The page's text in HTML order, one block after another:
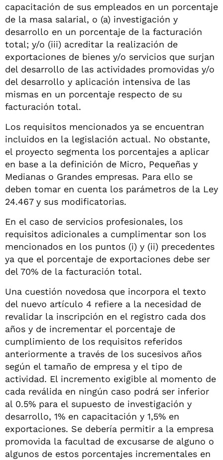
capacitación de sus empleados en un porcentaje
de la masa salarial, o (a) investigación y
desarrollo en un porcentaje de la facturación
total; y/o (iii) acreditar la realización de
exportaciones de bienes y/o servicios que surjan
del desarrollo de las actividades promovidas y/o
del desarrollo y aplicación intensiva de las
mismas en un porcentaje respecto de su
facturación total.
Los requisitos mencionados ya se encuentran
incluidos en la legislación actual. No obstante,
el proyecto segmenta los porcentajes a aplicar
en base a la definición de Micro, Pequeñas y
Medianas o Grandes empresas. Para ello se
deben tomar en cuenta los parámetros de la Ley
24.467 y sus modificatorias.
En el caso de servicios profesionales, los
requisitos adicionales a cumplimentar son los
mencionados en los puntos (i) y (ii) precedentes
ya que el porcentaje de exportaciones debe ser
del 70% de la facturación total.
Una cuestión novedosa que incorpora el texto
del nuevo artículo 4 refiere a la necesidad de
revalidar la inscripción en el registro cada dos
años y de incrementar el porcentaje de
cumplimiento de los requisitos referidos
anteriormente a través de los sucesivos años
según el tamaño de empresa y el tipo de
actividad. El incremento exigible al momento de
cada reválida en ningún caso podrá ser inferior
al 0.5% para el supuesto de investigación y
desarrollo, 1% en capacitación y 1,5% en
exportaciones. Se debería permitir a la empresa
promovida la facultad de excusarse de alguno o
algunos de estos porcentajes incrementales en